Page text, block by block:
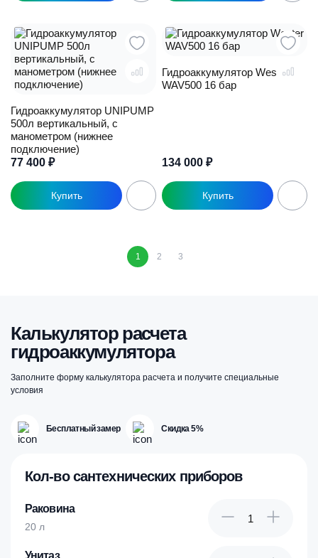
Гидроаккумулятор UNIPUMP
500л вертикальный, с
манометром (нижнее
подключение)
77 400 ₽
Гидроаккумулятор Wester
WAV500 16 бар
134 000 ₽
1 2 3
Калькулятор расчета
гидроаккумулятора
Заполните форму калькулятора расчета и получите специальные
условия
Бесплатный замер Скидка 5%
Кол-во сантехнических приборов
Раковина
20 л
Унитаз